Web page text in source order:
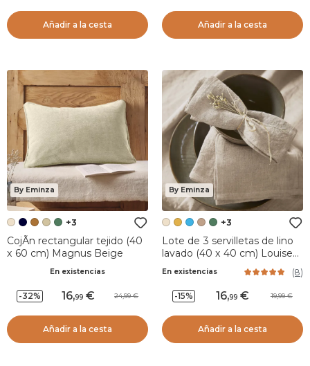
Añadir a la cesta Añadir a la cesta
By Eminza
+3
CojÃ­n rectangular tejido (40
x 60 cm) Magnus Beige
En existencias
-32% 16,99 24,99
Añadir a la cesta
By Eminza
+3
Lote de 3 servilletas de lino
lavado (40 x 40 cm) Louise
Beige
En existencias (8)
-15% 16,99 19,99
Añadir a la cesta